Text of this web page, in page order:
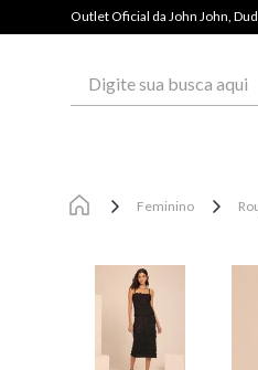
Outlet Oficial da John John,
Feminino